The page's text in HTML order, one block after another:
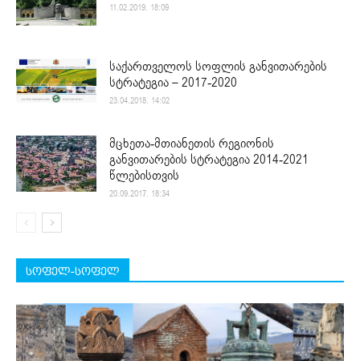
11.02.2019. 18:09
საქართველოს სოფლის განვითარების
სტრატეგია – 2017-2020
23.04.2018. 14:02
მცხეთა-მთიანეთის რეგიონის
განვითარების სტრატეგია 2014-2021
წლებისთვის
20.09.2017. 18:34
სოფელ-სოფელ